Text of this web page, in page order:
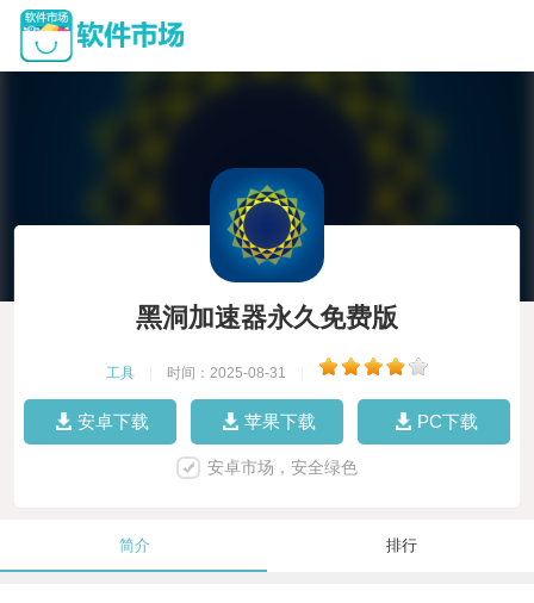
黑洞加速器永久免费版
工具 时间：2025-08-31
安卓下载 苹果下载 PC下载
安卓市场，安全绿色
简介 排行